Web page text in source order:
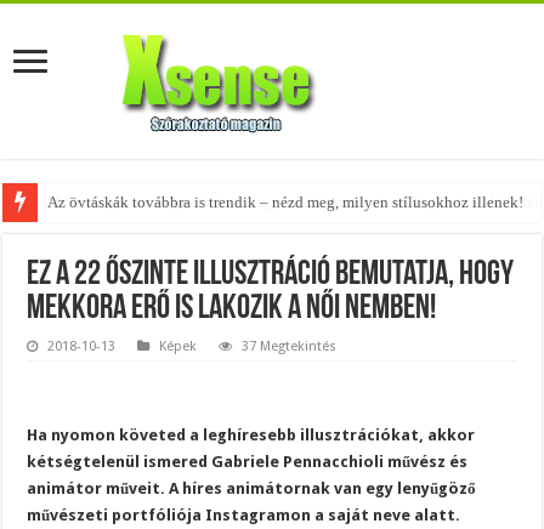
Az övtáskák továbbra is trendik – nézd meg, milyen stílusokhoz illenek!
Ez a 22 őszinte illusztráció bemutatja, hogy
mekkora erő is lakozik a női nemben!
2018-10-13 Képek 37 Megtekintés
Ha nyomon követed a leghíresebb illusztrációkat, akkor
kétségtelenül ismered Gabriele Pennacchioli művész és
animátor műveit. A híres animátornak van egy lenyűgöző
művészeti portfóliója Instagramon a saját neve alatt.